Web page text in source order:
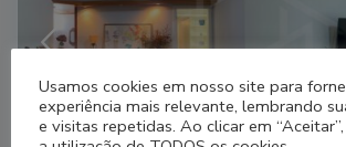
Usamos cookies em nosso site para
experiência mais relevante, lembrando
e visitas repetidas. Ao clicar em